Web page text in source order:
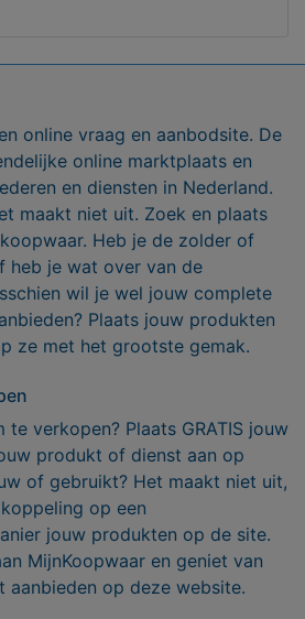
online vraag en aanbodsite. De
online marktplaats en
en diensten in Nederland.
maakt niet uit. Zoek en plaats
Heb je de zolder of
heb je wat over van de
wil je wel jouw complete
Plaats jouw produkten
ze met het grootste gemak.
verkopen? Plaats GRATIS jouw
produkt of dienst aan op
of gebruikt? Het maakt niet uit,
op een
jouw produkten op de site.
MijnKoopwaar en geniet van
aanbieden op deze website.